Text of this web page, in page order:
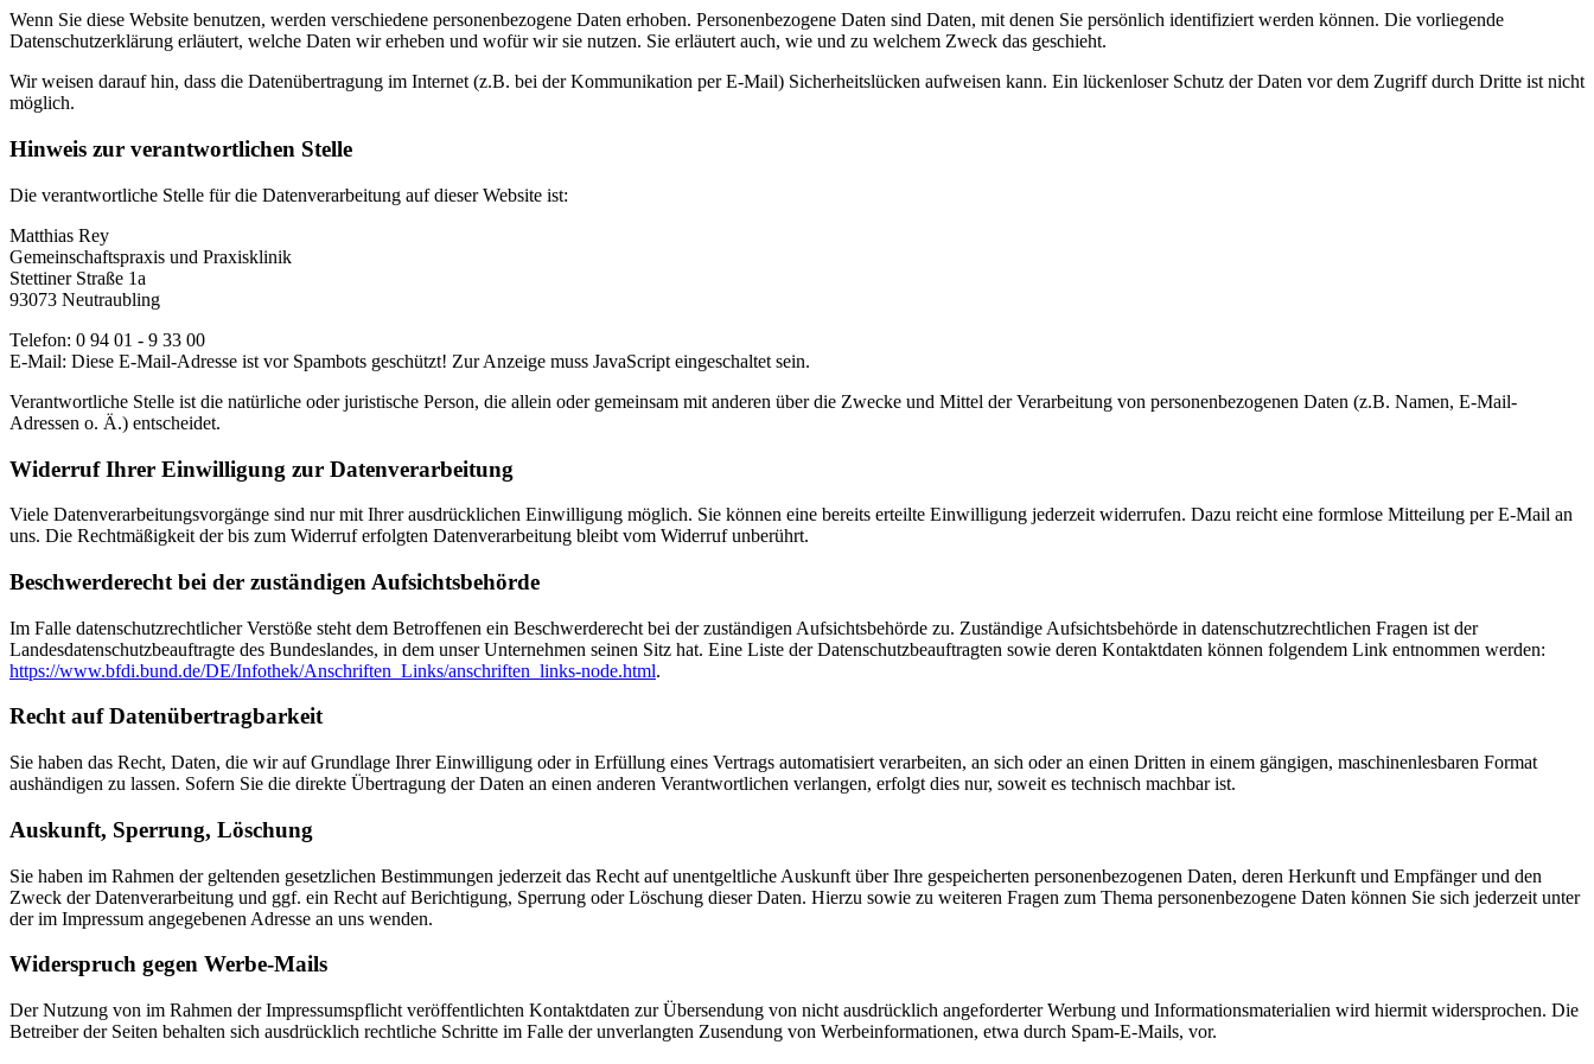
Wenn Sie diese Website benutzen, werden verschiedene personenbezogene Daten erhoben. Personenbezogene Daten sind Daten, mit denen Sie persönlich identifiziert werden können. Die vorliegende
Datenschutzerklärung erläutert, welche Daten wir erheben und wofür wir sie nutzen. Sie erläutert auch, wie und zu welchem Zweck das geschieht.
Wir weisen darauf hin, dass die Datenübertragung im Internet (z.B. bei der Kommunikation per E-Mail) Sicherheitslücken aufweisen kann. Ein lückenloser Schutz der Daten vor dem Zugriff durch Dritte ist nicht
möglich.
Hinweis zur verantwortlichen Stelle
Die verantwortliche Stelle für die Datenverarbeitung auf dieser Website ist:
Matthias Rey
Gemeinschaftspraxis und Praxisklinik
Stettiner Straße 1a
93073 Neutraubling
Telefon: 0 94 01 - 9 33 00
E-Mail: Diese E-Mail-Adresse ist vor Spambots geschützt! Zur Anzeige muss JavaScript eingeschaltet sein.
Verantwortliche Stelle ist die natürliche oder juristische Person, die allein oder gemeinsam mit anderen über die Zwecke und Mittel der Verarbeitung von personenbezogenen Daten (z.B. Namen, E-Mail-
Adressen o. Ä.) entscheidet.
Widerruf Ihrer Einwilligung zur Datenverarbeitung
Viele Datenverarbeitungsvorgänge sind nur mit Ihrer ausdrücklichen Einwilligung möglich. Sie können eine bereits erteilte Einwilligung jederzeit widerrufen. Dazu reicht eine formlose Mitteilung per E-Mail an
uns. Die Rechtmäßigkeit der bis zum Widerruf erfolgten Datenverarbeitung bleibt vom Widerruf unberührt.
Beschwerderecht bei der zuständigen Aufsichtsbehörde
Im Falle datenschutzrechtlicher Verstöße steht dem Betroffenen ein Beschwerderecht bei der zuständigen Aufsichtsbehörde zu. Zuständige Aufsichtsbehörde in datenschutzrechtlichen Fragen ist der
Landesdatenschutzbeauftragte des Bundeslandes, in dem unser Unternehmen seinen Sitz hat. Eine Liste der Datenschutzbeauftragten sowie deren Kontaktdaten können folgendem Link entnommen werden:
https://www.bfdi.bund.de/DE/Infothek/Anschriften_Links/anschriften_links-node.html.
Recht auf Datenübertragbarkeit
Sie haben das Recht, Daten, die wir auf Grundlage Ihrer Einwilligung oder in Erfüllung eines Vertrags automatisiert verarbeiten, an sich oder an einen Dritten in einem gängigen, maschinenlesbaren Format
aushändigen zu lassen. Sofern Sie die direkte Übertragung der Daten an einen anderen Verantwortlichen verlangen, erfolgt dies nur, soweit es technisch machbar ist.
Auskunft, Sperrung, Löschung
Sie haben im Rahmen der geltenden gesetzlichen Bestimmungen jederzeit das Recht auf unentgeltliche Auskunft über Ihre gespeicherten personenbezogenen Daten, deren Herkunft und Empfänger und den
Zweck der Datenverarbeitung und ggf. ein Recht auf Berichtigung, Sperrung oder Löschung dieser Daten. Hierzu sowie zu weiteren Fragen zum Thema personenbezogene Daten können Sie sich jederzeit unter
der im Impressum angegebenen Adresse an uns wenden.
Widerspruch gegen Werbe-Mails
Der Nutzung von im Rahmen der Impressumspflicht veröffentlichten Kontaktdaten zur Übersendung von nicht ausdrücklich angeforderter Werbung und Informationsmaterialien wird hiermit widersprochen. Die
Betreiber der Seiten behalten sich ausdrücklich rechtliche Schritte im Falle der unverlangten Zusendung von Werbeinformationen, etwa durch Spam-E-Mails, vor.